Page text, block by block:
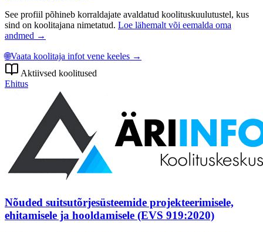
See profiil põhineb korraldajate avaldatud koolituskuulutustel, kus
sind on koolitajana nimetatud. Loe lähemalt või eemalda oma
andmed →
🌐Vaata koolitaja infot vene keeles →
Aktiivsed koolitused
Ehitus
Nõuded suitsutõrjesüsteemide projekteerimisele,
ehitamisele ja hooldamisele (EVS 919:2020)